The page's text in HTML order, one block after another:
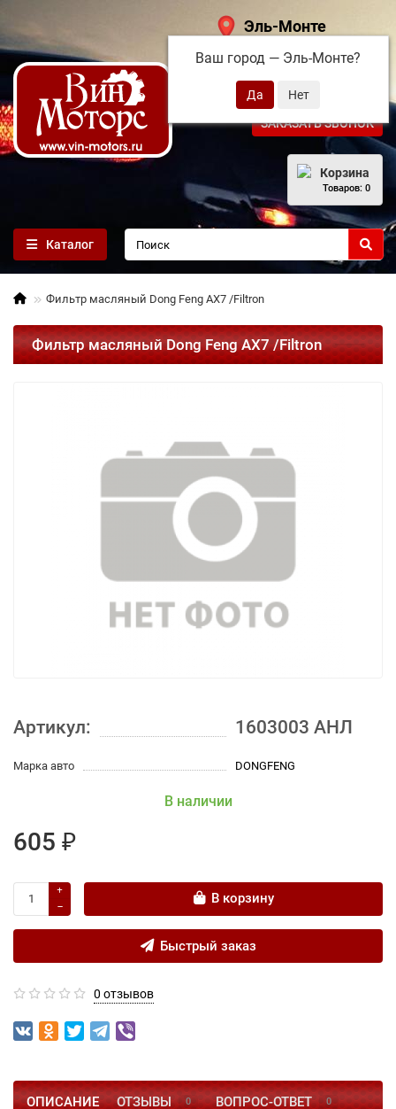
Эль-Монте
Ваш город — Эль-Монте?
+7 (495) 108-68-71
ЗАКАЗАТЬ ЗВОНОК
Корзина
Товаров: 0
Каталог
Фильтр масляный Dong Feng AX7 /Filtron
Фильтр масляный Dong Feng AX7 /Filtron
Артикул: 1603003 АНЛ
Марка авто DONGFENG
В наличии
605 ₽
В корзину
Быстрый заказ
0 отзывов
ОПИСАНИЕ ОТЗЫВЫ 0 ВОПРОС-ОТВЕТ 0